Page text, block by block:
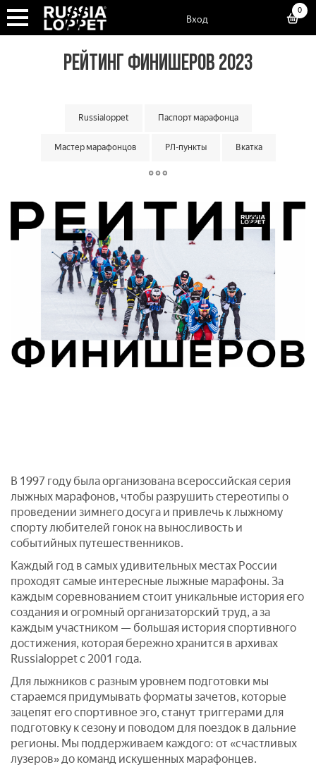
Вход
0
РЕЙТИНГ ФИНИШЕРОВ 2023
Russialoppet Паспорт марафонца
Мастер марафонцов РЛ-пункты Вкатка
Суперкубок марафонов
Большой кубок команд Классический кубок команд
Малый кубок команд Матчевая встреча команд
Кубок мастеров Лотерея лаки лузеров
В 1997 году была организована всероссийская серия
лыжных марафонов, чтобы разрушить стереотипы о
проведении зимнего досуга и привлечь к лыжному
спорту любителей гонок на выносливость и
событийных путешественников.
Каждый год в самых удивительных местах России
проходят самые интересные лыжные марафоны. За
каждым соревнованием стоит уникальные история его
создания и огромный организаторский труд, а за
каждым участником — большая история спортивного
достижения, которая бережно хранится в архивах
Russialoppet с 2001 года.
Для лыжников с разным уровнем подготовки мы
стараемся придумывать форматы зачетов, которые
зацепят его спортивное эго, станут триггерами для
подготовку к сезону и поводом для поездок в дальние
регионы. Мы поддерживаем каждого: от «счастливых
лузеров» до команд искушенных марафонцев.